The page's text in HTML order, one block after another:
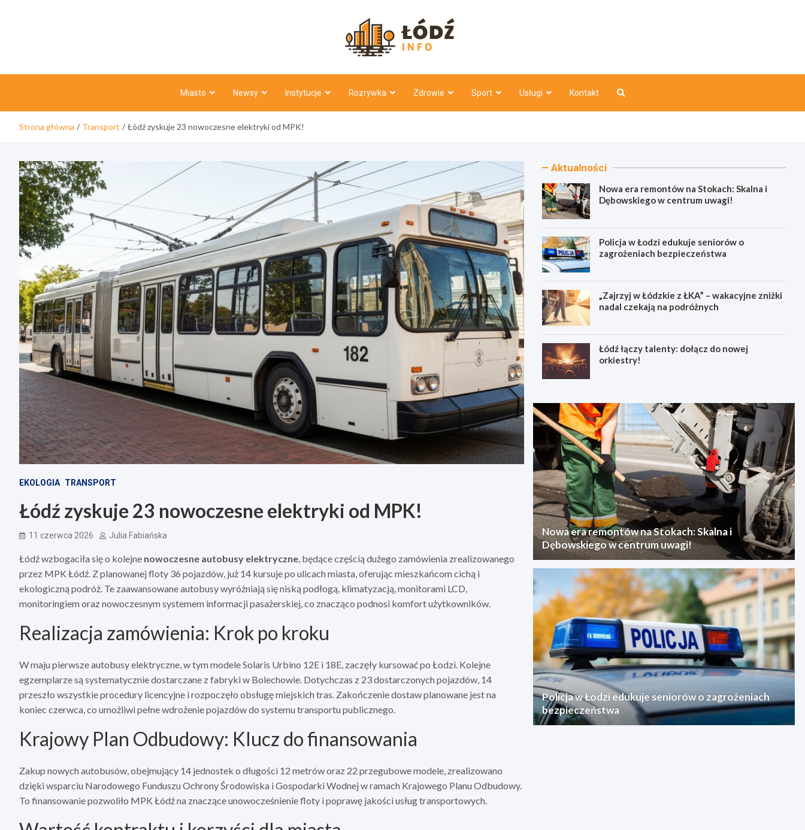
Miasto Newsy Instytucje Rozrywka Zdrowie Sport Usługi Kontakt
Strona główna Transport Łódź zyskuje 23 nowoczesne elektryki od MPK!
EKOLOGIA TRANSPORT
Łódź zyskuje 23 nowoczesne elektryki od MPK!
11 czerwca 2026 Julia Fabiańska
Łódź wzbogaciła się o kolejne nowoczesne autobusy elektryczne, będące częścią dużego zamówienia zrealizowanego
przez MPK Łódź. Z planowanej floty 36 pojazdów, już 14 kursuje po ulicach miasta, oferując mieszkańcom cichą i
ekologiczną podróż. Te zaawansowane autobusy wyróżniają się niską podłogą, klimatyzacją, monitorami LCD,
monitoringiem oraz nowoczesnym systemem informacji pasażerskiej, co znacząco podnosi komfort użytkowników.
Realizacja zamówienia: Krok po kroku
W maju pierwsze autobusy elektryczne, w tym modele Solaris Urbino 12E i 18E, zaczęły kursować po Łodzi. Kolejne
egzemplarze są systematycznie dostarczane z fabryki w Bolechowie. Dotychczas z 23 dostarczonych pojazdów, 14
przeszło wszystkie procedury licencyjne i rozpoczęło obsługę miejskich tras. Zakończenie dostaw planowane jest na
koniec czerwca, co umożliwi pełne wdrożenie pojazdów do systemu transportu publicznego.
Krajowy Plan Odbudowy: Klucz do finansowania
Zakup nowych autobusów, obejmujący 14 jednostek o długości 12 metrów oraz 22 przegubowe modele, zrealizowano
dzięki wsparciu Narodowego Funduszu Ochrony Środowiska i Gospodarki Wodnej w ramach Krajowego Planu Odbudowy.
To finansowanie pozwoliło MPK Łódź na znaczące unowocześnienie floty i poprawę jakości usług transportowych.
Aktualności
Nowa era remontów na Stokach: Skalna i
Dębowskiego w centrum uwagi!
Policja w Łodzi edukuje seniorów o
zagrożeniach bezpieczeństwa
„Zajrzyj w Łódzkie z ŁKA” – wakacyjne zniżki
nadal czekają na podróżnych
Łódź łączy talenty: dołącz do nowej
orkiestry!
Nowa era remontów na Stokach: Skalna i
Dębowskiego w centrum uwagi!
Policja w Łodzi edukuje seniorów o zagrożeniach
bezpieczeństwa